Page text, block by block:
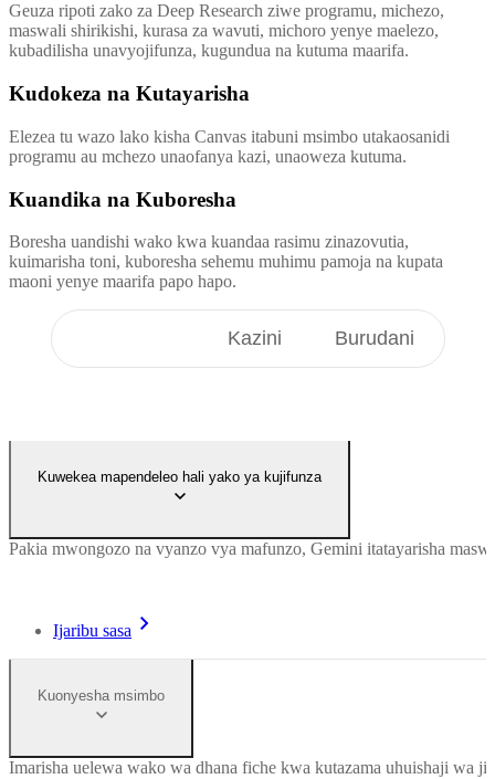
Geuza ripoti zako za Deep Research ziwe programu, michezo,
maswali shirikishi, kurasa za wavuti, michoro yenye maelezo,
kubadilisha unavyojifunza, kugundua na kutuma maarifa.
Kudokeza na Kutayarisha
Elezea tu wazo lako kisha Canvas itabuni msimbo utakaosanidi
programu au mchezo unaofanya kazi, unaoweza kutuma.
Kuandika na Kuboresha
Boresha uandishi wako kwa kuandaa rasimu zinazovutia,
kuimarisha toni, kuboresha sehemu muhimu pamoja na kupata
maoni yenye maarifa papo hapo.
Kazini Burudani
Kuwekea mapendeleo hali yako ya kujifunza
Pakia mwongozo na vyanzo vya mafunzo, Gemini itatayarisha
Ijaribu sasa
Kuonyesha msimbo
Imarisha uelewa wako wa dhana fiche kwa kutazama uhuishaji wa